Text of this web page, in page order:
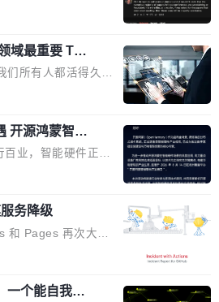
出功率，同时实现
仅16厘米，属于同
电源产品。小
准A...
年的8763亿美
的事实——品牌对专
迫切。 但市场扩容
在改变。2026年Top
产品”这个离消费
销层面的权重显著变
正在从规模转向深
线协同...
充斥着大量过
研究员 Keller Jorda
他不是在说风凉
皆知但很少公开捅
了一句软化声明：
论文都在过度宣传
如果你筛选出那些
它们大部分都是过
痛点。不是所有论文
批论文最有问题。
Shen，一位 ICLR 2
域最重要 Top
们所有人都活得久。
客，而是出自 Hieu
是谁？他是 xAI
训练基础设施团队
一条帖子，列出了他
个开源项目。 第一
解释，但 FA2 是他
恰到好处，刚好能
那些"邪恶的" Hopp
修改和适配。 更关
开源鸿蒙智能
行
百业，智能硬件正从
、协同化发展。作
式能力，为不同类
联提供关键支撑，
与商业增长打开新
智能硬件开发者日
Develope
务降级
和 Pages 再次大规
可用超过 5 小时，
也因调度层故
code review、C
一个能自我改